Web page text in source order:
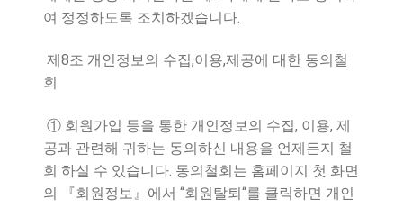
여 정정하도록 조치하겠습니다.
제 8조 개인정보의 수집,이용,제공에 대한 동의철
회
① 회원가입 등을 통한 개인정보의 수집, 이용, 제
공과 관련해 귀하는 동의하신 내용을 언제든지 철
회 하실 수 있습니다. 동의철회는 홈페이지 첫 화면
의
『회원정보 』 에서 “회원탈퇴 “를 클릭하면 개인